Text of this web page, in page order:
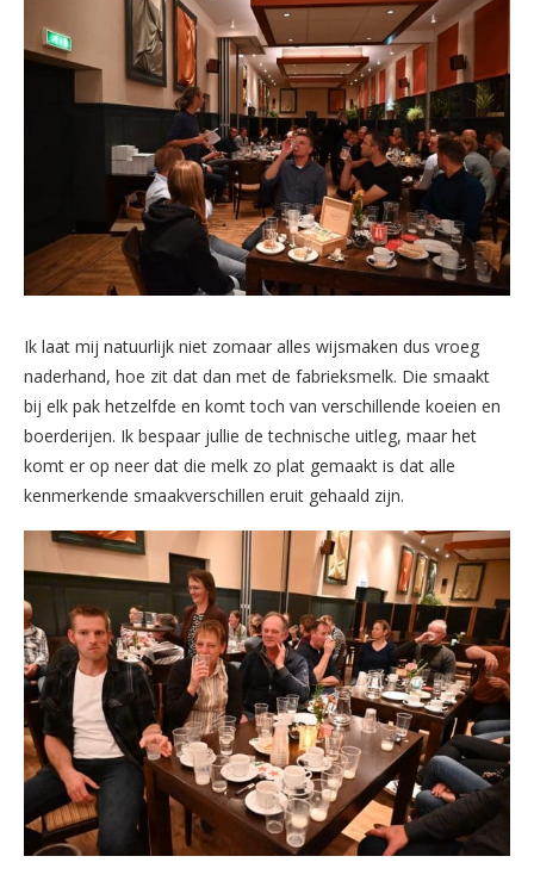
Ik laat mij natuurlijk niet zomaar alles wijsmaken dus vroeg
naderhand, hoe zit dat dan met de fabrieksmelk. Die smaakt
bij elk pak hetzelfde en komt toch van verschillende koeien en
boerderijen. Ik bespaar jullie de technische uitleg, maar het
komt er op neer dat die melk zo plat gemaakt is dat alle
kenmerkende smaakverschillen eruit gehaald zijn.